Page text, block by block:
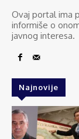
Ovaj portal ima
informiše o
javnog interesa.
Najnovije